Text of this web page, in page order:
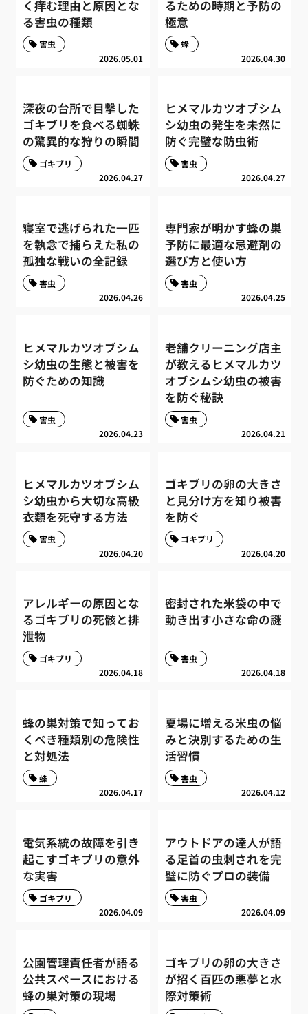
く痒む理由と原因とな
る害虫の種類
2026.05.01
害虫
るための時期と予防の
極意
2026.04.30
蜂
深夜の台所で目撃した
ゴキブリを食べる蜘蛛
の驚異的な狩りの瞬間
2026.04.27
ゴキブリ
ヒメマルカツオブシム
シ幼虫の発生を未然に
防ぐ完璧な防虫術
2026.04.27
害虫
寝室で逃げられた一匹
を執念で捕らえた私の
孤独な戦いの全記録
2026.04.26
害虫
専門家が明かす蜂の巣
予防に最適な忌避剤の
選び方と使い方
2026.04.25
害虫
ヒメマルカツオブシム
シ幼虫の生態と被害を
防ぐための知識
2026.04.23
害虫
老舗クリーニング店主
が教えるヒメマルカツ
オブシムシ幼虫の被害
を防ぐ秘訣
2026.04.21
害虫
ヒメマルカツオブシム
シ幼虫から大切な高級
衣類を死守する方法
2026.04.20
害虫
ゴキブリの卵の大きさ
と見分け方を知り被害
を防ぐ
2026.04.20
ゴキブリ
アレルギーの原因とな
るゴキブリの死骸と排
泄物
2026.04.18
ゴキブリ
密封された米袋の中で
動き出す小さな命の謎
2026.04.18
害虫
蜂の巣対策で知ってお
くべき種類別の危険性
と対処法
2026.04.17
蜂
夏場に増える米虫の悩
みと決別するための生
活習慣
2026.04.12
害虫
電気系統の故障を引き
起こすゴキブリの意外
な実害
2026.04.09
ゴキブリ
アウトドアの達人が語
る足首の虫刺されを完
璧に防ぐプロの装備
2026.04.09
害虫
公園管理責任者が語る
公共スペースにおける
蜂の巣対策の現場
ゴキブリの卵の大きさ
が招く百匹の悪夢と水
際対策術